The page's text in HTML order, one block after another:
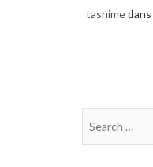
tasnimedans